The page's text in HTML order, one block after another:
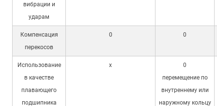
вибрации и
ударам
Компенсация
перекосов
0 0
Использование
в качестве
плавающего
подшипника
х
0
перемещение по
внутреннему или
наружному кольцу